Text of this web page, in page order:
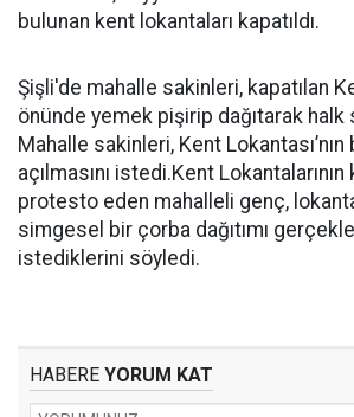
bulunan kent lokantaları kapatıldı.
Şişli'de mahalle sakinleri, kapatılan
önünde yemek pişirip dağıtarak halk
Mahalle sakinleri, Kent
açılmasını istedi.Kent Lokantalarının
protesto eden mahalleli genç,
simgesel bir çorba dağıtımı
istediklerini söyledi.
HABERE YORUM KAT